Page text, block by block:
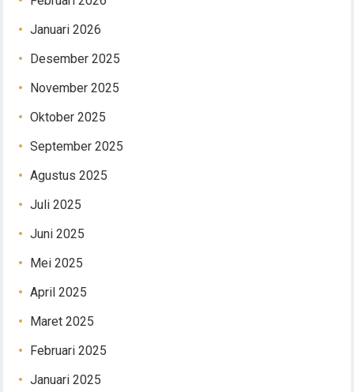
Januari 2026
Desember 2025
November 2025
Oktober 2025
September 2025
Agustus 2025
Juli 2025
Juni 2025
Mei 2025
April 2025
Maret 2025
Februari 2025
Januari 2025